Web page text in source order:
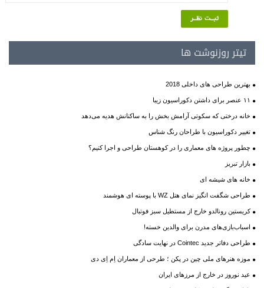
تیتر روزنوشت ها
بهترین طراحی های داخلی 2018
۱۱ عنصر برای داشتن دکوراسیون زیبا
خانه درختی که سکوتی آرامش بخش را به ساکنانش هدیه می‌دهد
تغییر دکوراسیون با طراحان رنگ شناس
چطور پروژه های معماری را در کوهستان طراحی و اجرا کنیم؟
بازار تبریز
خانه های شیشه ای
طراحی شگفت انگیز نمای هتل WZ با پوسته ای هوشمند
کریستین رونالدو خارج از مستطیل سبز فوتبال
اسباب‌بازی‌های مدرن برای والدین خسته!
طراحی دفاتر جدید Cointec در نهایت سادگی
موزه هنرهای ملی چین در پكن ؛ طرحی از معماران اِم اِی دی
عید نوروز در خارج از مرزهای ایران